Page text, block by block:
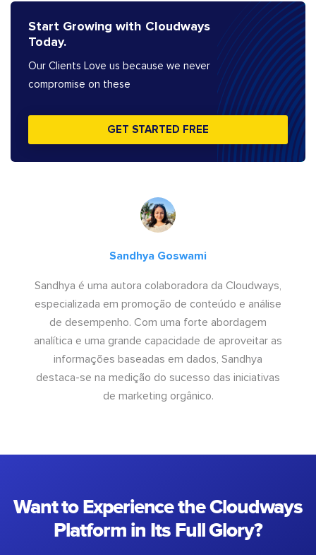
Start Growing with Cloudways
Today.
Our Clients Love us because we never
compromise on these
GET STARTED FREE
Sandhya Goswami
Sandhya é uma autora colaboradora da Cloudways,
especializada em promoção de conteúdo e análise
de desempenho. Com uma forte abordagem
analítica e uma grande capacidade de aproveitar as
informações baseadas em dados, Sandhya
destaca-se na medição do sucesso das iniciativas
de marketing orgânico.
Want to Experience the Cloudways
Platform in Its Full Glory?